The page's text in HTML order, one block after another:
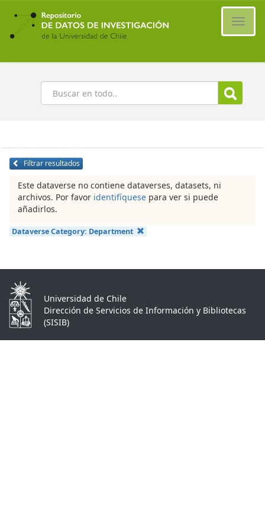
Ir
contenido
principal
Buscar
Filtrar resultados
Este dataverse no contiene dataverses, datasets, ni
archivos. Por favor identifíquese para ver si puede
añadirlos.
Dataverse Category: Department
Universidad de Chile
Dirección de Servicios de Información y Bibliotecas
(SISIB)